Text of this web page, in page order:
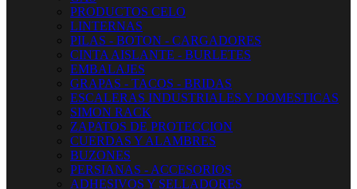
PRODUCTOS CELO
LINTERNAS
PILAS - BOTON - CARGADORES
CINTA AISLANTE - BURLETES
EMBALAJES
GRAPAS - TACOS - BRIDAS
ESCALERAS INDUSTRIALES Y DOMESTICAS
SIMON RACK
ZAPATOS DE PROTECCION
CUERDAS Y ALAMBRES
BUZONES
PERSIANAS - ACCESORIOS
ADHESIVOS Y SELLADORES